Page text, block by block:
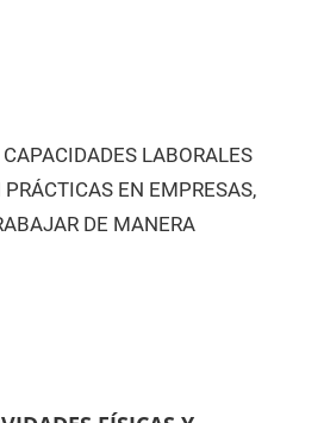
LABORALES
EN EMPRESAS,
DE MANERA